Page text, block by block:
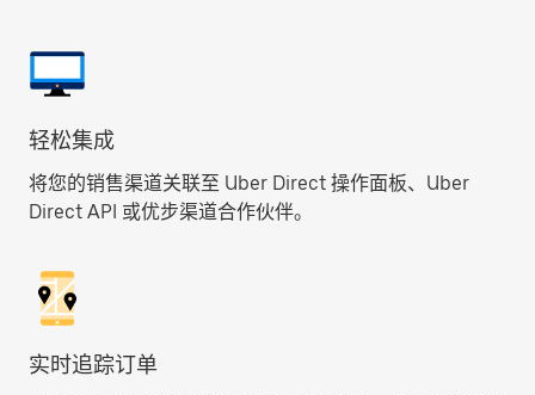
轻松集成
将您的销售渠道关联至 Uber Direct 操作面板、Uber
Direct API 或优步渠道合作伙伴。
实时追踪订单